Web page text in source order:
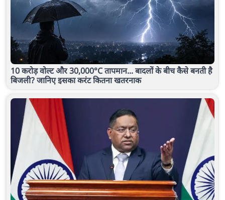
10 करोड़ वोल्ट और 30,000°C तापमान... बादलों के बीच कैसे बनती है
बिजली? जानिए इसका करंट कितना खतरनाक